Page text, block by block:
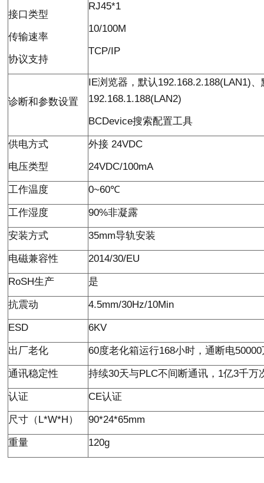
接口类型
传输速率
协议支持
RJ45*1
10/100M
TCP/IP
诊断和参数设置
IE浏览器，默认192.168.2.188(LAN1)、
192.168.1.188(LAN2)
BCDevice搜索配置工具
供电方式
电压类型
外接 24VDC
24VDC/100mA
工作温度 0~60℃
工作湿度 90%非凝露
安装方式 35mm导轨安装
电磁兼容性 2014/30/EU
RoSH生产 是
抗震动 4.5mm/30Hz/10Min
ESD 6KV
出厂老化 60度老化箱运行168小时，通断电50000
通讯稳定性 持续30天与PLC不间断通讯， 1亿3千万
认证 CE认证
尺寸（ L*W*H ） 90*24*65mm
重量 120g